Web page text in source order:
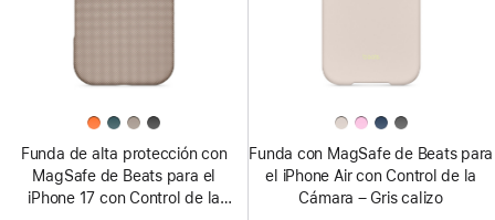
Funda de alta protección con
MagSafe de Beats para el
iPhone 17 con Control de la
Funda con MagSafe de Beats para
el iPhone Air con Control de la
Cámara – Gris calizo